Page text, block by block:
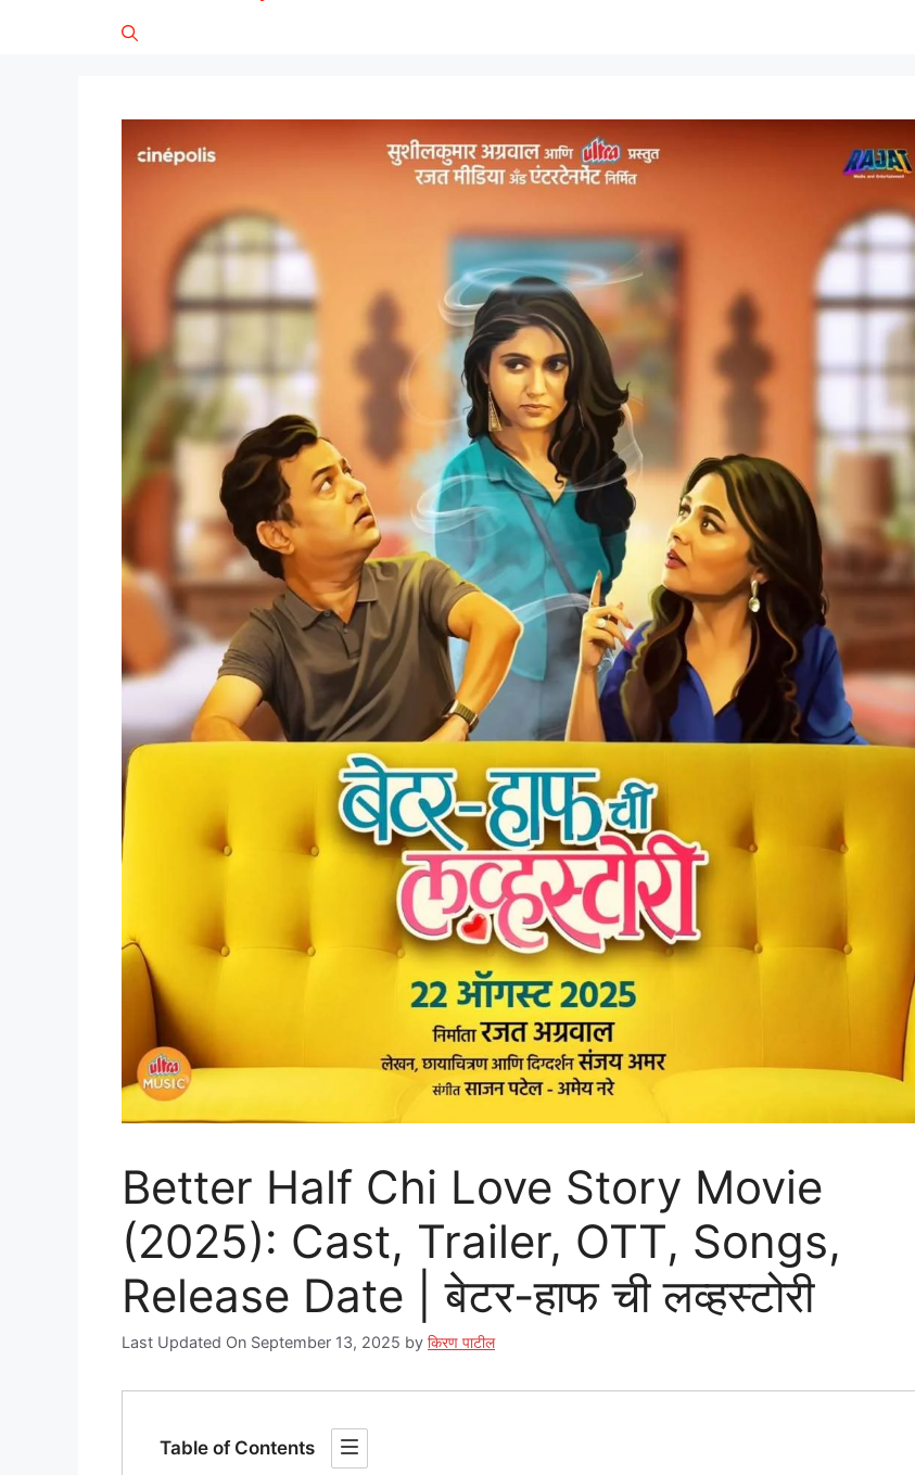
Better Half Chi Love Story Movie
(2025): Cast, Trailer, OTT, Songs,
Release Date | बेटर-हाफ ची लव्हस्टोरी
Last Updated On September 13, 2025 by किरण पाटील
Table of Contents